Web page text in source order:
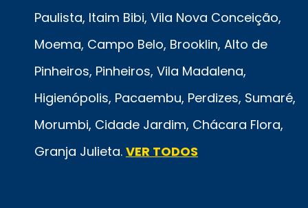
Paulista, Itaim Bibi, Vila Nova Conceição,
Moema, Campo Belo, Brooklin, Alto de
Pinheiros, Pinheiros, Vila Madalena,
Higienópolis, Pacaembu, Perdizes, Sumaré,
Morumbi, Cidade Jardim, Chácara Flora,
Granja Julieta. VER TODOS